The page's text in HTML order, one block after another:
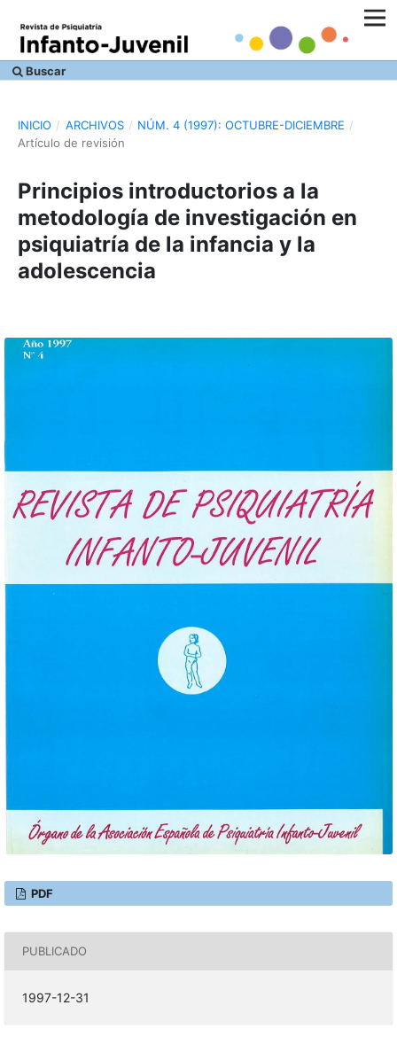
Buscar
INICIO / ARCHIVOS / NÚM. 4 (1997): OCTUBRE-DICIEMBRE /
Artículo de revisión
Principios introductorios a la
metodología de investigación en
psiquiatría de la infancia y la
adolescencia
PDF
PUBLICADO
1997-12-31